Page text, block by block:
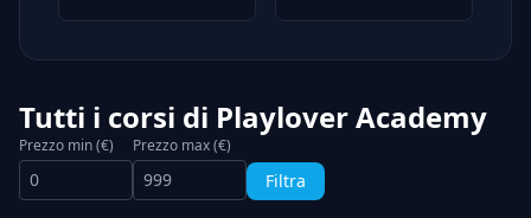
Tutti i corsi di Playlover Academy
Prezzo min (€) Prezzo max (€)
Filtra